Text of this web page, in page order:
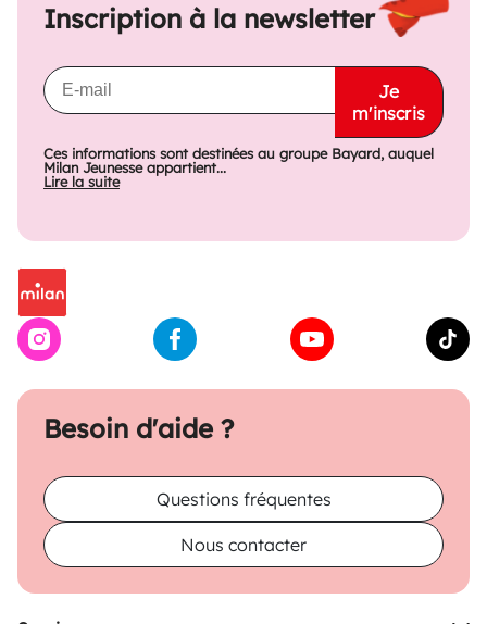
Besoin d'aide ?
Questions fréquentes
Nous contacter
Inscription à la newsletter
Je
m'inscris
Ces informations sont destinées au groupe Bayard, auquel
Milan Jeunesse appartient...
Lire la suite